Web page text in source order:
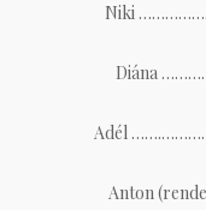
Niki
Diána
Adél
Anton